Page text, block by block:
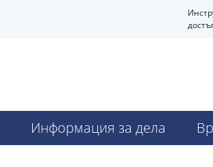
Информация за дела